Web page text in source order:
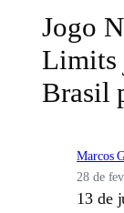
Jogo
Limits
Brasil
Marcos
28 de
13 de